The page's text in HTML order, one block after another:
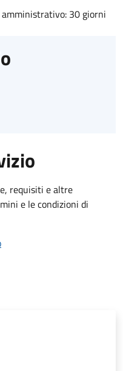
30 giorni
requisiti e altre
e le condizioni di